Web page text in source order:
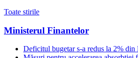
Toate stirile
Ministerul Finantelor
Deficitul bugetar s-a redus la 2% din